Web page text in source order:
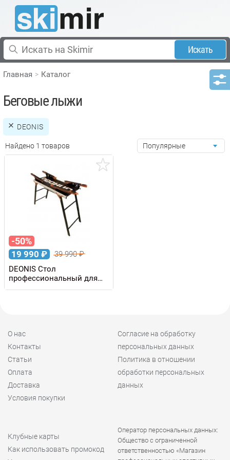
Искать
Главная Каталог
Беговые лыжи
DEONIS
Найдено 1 товаров Популярные
-50%
19 990 ₽ 39 990₽
DEONIS Стол
профессиональный для
обработки лыж, уценка
О нас
Контакты
Статьи
Оплата
Доставка
Условия покупки
Согласие на обработку
персональных данных
Политика в отношении
обработки персональных
данных
Клубные карты
Как использовать промокод
Оператор персональных данных:
Общество с ограниченной
ответственностью «Магазин